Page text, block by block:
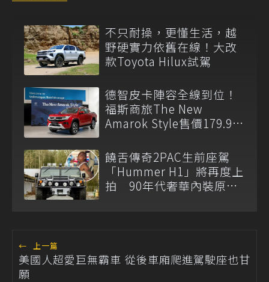
不只耐操，更懂生活，越
野硬實力依舊在線！大改
款Toyota Hilux試駕
德智皮卡陣容全線到位！
福斯商旅The New
Amarok Style售價179.9萬
饒舌傳奇2PAC生前座駕
「Hummer H1」將再度上
拍 90年代奢華內裝原汁
← 上一篇
美國人超愛巨無霸車 從後車廂爬進駕駛座也甘
願